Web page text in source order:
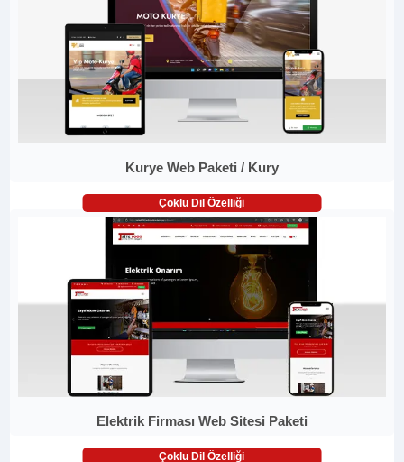
Kurye Web Paketi / Kury
Çoklu Dil Özelliği
Elektrik Firması Web Sitesi Paketi
Çoklu Dil Özelliği